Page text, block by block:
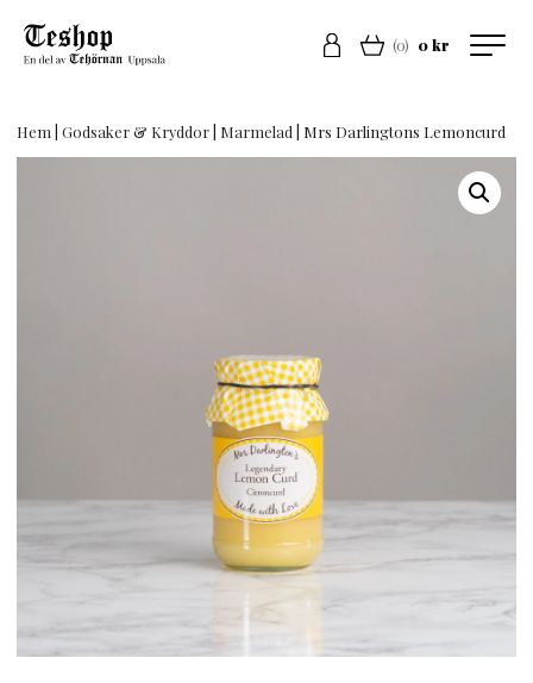
(0) 0 kr
Hem Godsaker & Kryddor Marmelad | Mrs Darlingtons Lemoncurd